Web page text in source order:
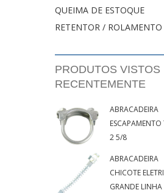
QUEIMA DE ESTOQUE
RETENTOR / ROLAMENTO
PRODUTOS VISTOS
RECENTEMENTE
ABRACADEIRA
ESCAPAMENTO
2 5/8
ABRACADEIRA
CHICOTE
GRANDE LINHA